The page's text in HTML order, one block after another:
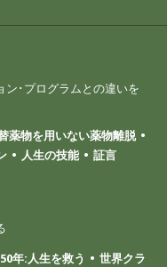
･プログラムとの違いを
薬物を用いない薬物離脱
人生の技能 証言
50年:人生を救う
世界クラ